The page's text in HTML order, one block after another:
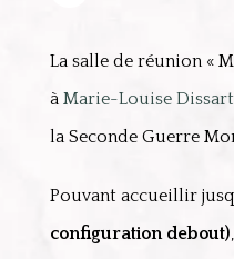
La salle de réunion «
à Marie-Louise Dissart
la Seconde Guerre
Pouvant accueillir
configuration debout)